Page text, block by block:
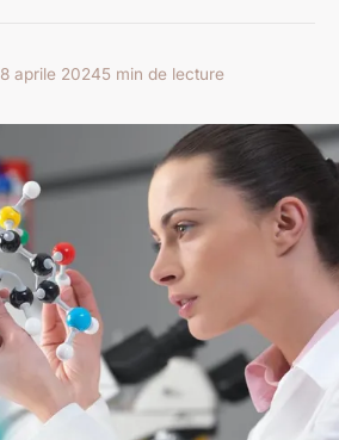
8 aprile 20245 min de lecture